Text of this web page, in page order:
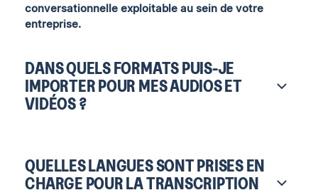
conversationnelle exploitable au sein de votre
entreprise.
DANS QUELS FORMATS PUIS-JE
IMPORTER POUR MES AUDIOS ET
VIDÉOS ?
QUELLES LANGUES SONT PRISES EN
CHARGE POUR LA TRANSCRIPTION